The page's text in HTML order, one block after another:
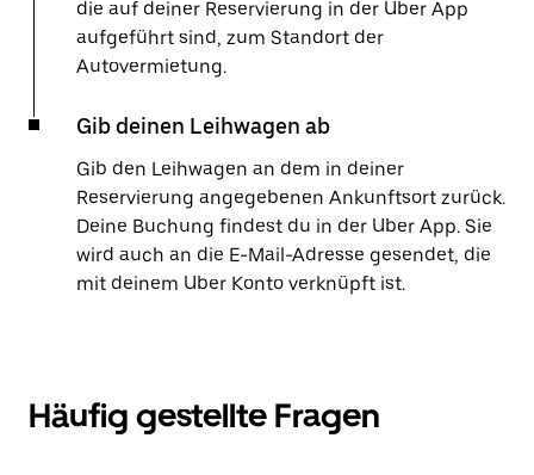
die auf deiner Reservierung in der Uber App
aufgeführt sind, zum Standort der
Autovermietung.
Gib deinen Leihwagen ab
Gib den Leihwagen an dem in deiner
Reservierung angegebenen Ankunftsort zurück.
Deine Buchung findest du in der Uber App. Sie
wird auch an die E-Mail-Adresse gesendet, die
mit deinem Uber Konto verknüpft ist.
Häufig gestellte Fragen